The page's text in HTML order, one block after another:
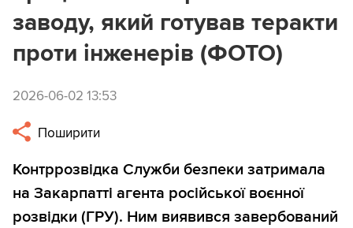
заводу, який готував теракти
проти інженерів (ФОТО)
2026-06-02 13:53
Поширити
Контррозвідка Служби безпеки затримала
на Закарпатті агента російської воєнної
розвідки (ГРУ). Ним виявився завербований